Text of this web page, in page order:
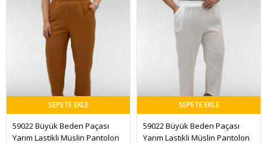
SEPETE EKLE
59022 Büyük Beden Paçası
Yarım Lastikli Müslin Pantolon
SEPETE EKLE
59022 Büyük Beden Paçası
Yarım Lastikli Müslin Pantolon